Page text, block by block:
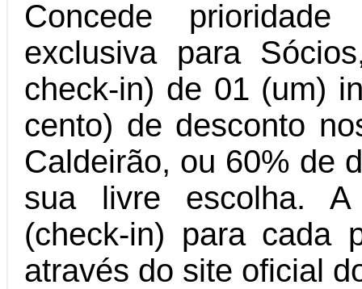
Concede
exclusiva para
check-in) de 01 (um)
cento) de desconto
Caldeirão, ou 60% de
sua livre escolha. A
(check-in) para cada
através do site oficial